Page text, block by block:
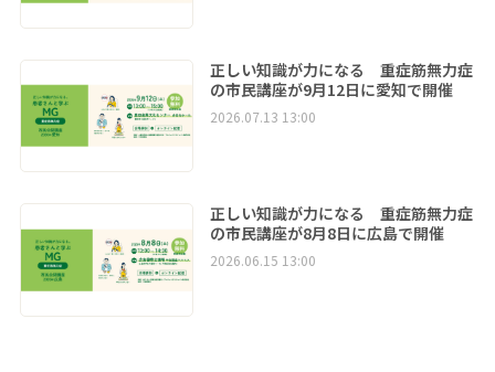
正しい知識が力になる 重症筋無力症
の市民講座が9月12日に愛知で開催
2026.07.13 13:00
正しい知識が力になる 重症筋無力症
の市民講座が8月8日に広島で開催
2026.06.15 13:00